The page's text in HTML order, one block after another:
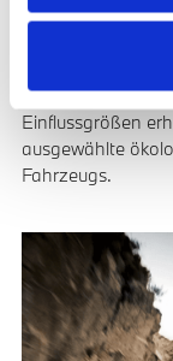
Herstellung
5er bereits,
Footprint liefert
Lebenszyklus
Einflussgrößen
ausgewählte
Fahrzeugs.